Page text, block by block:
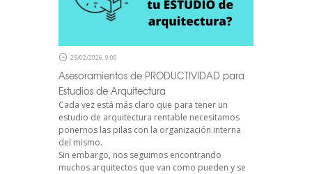
25/02/2026, 9:00
Asesoramientos de PRODUCTIVIDAD para
Estudios de Arquitectura
Cada vez está más claro que para tener un
estudio de arquitectura rentable necesitamos
ponernos las pilas con la organización interna
del mismo.
Sin embargo, nos seguimos encontrando
muchos arquitectos que van como pueden y se